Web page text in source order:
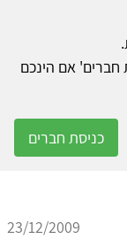
חברים' אם הינכם
כניסת חברים
23/12/2009